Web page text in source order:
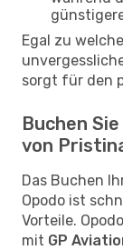
Egal zu
sorgt für den
Buchen
von
Das Buchen
Opodo ist
Vorteile.
mit GP